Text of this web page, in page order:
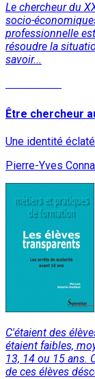
Le chercheur du
socio-
professionnelle
résoudre la
savoir...
Être chercheur
Une identité
Pierre-Yves
C'étaient des
étaient faibles,
13, 14 ou 15 ans.
de ces élèves